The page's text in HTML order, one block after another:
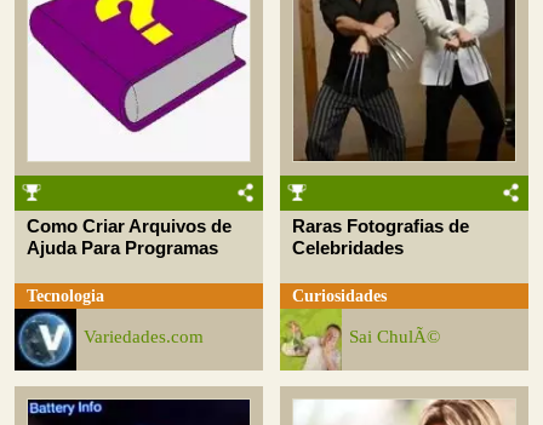
Como Criar Arquivos de
Ajuda Para Programas
Tecnologia
Variedades.com
Raras Fotografias de
Celebridades
Curiosidades
Sai ChulÃ©